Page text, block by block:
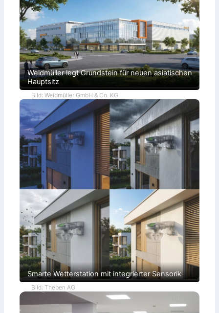
Weidmüller legt Grundstein für neuen asiatischen
Hauptsitz
Bild: Weidmüller GmbH & Co. KG
Smarte Wetterstation mit integrierter Sensorik
Bild: Theben AG